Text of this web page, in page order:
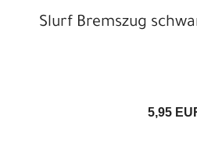
Slurf Bremszug
5,95